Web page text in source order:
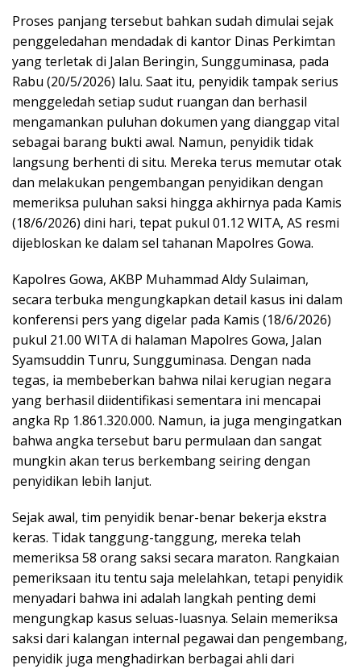
Proses panjang tersebut bahkan sudah dimulai sejak
penggeledahan mendadak di kantor Dinas Perkimtan
yang terletak di Jalan Beringin, Sungguminasa, pada
Rabu (20/5/2026) lalu. Saat itu, penyidik tampak serius
menggeledah setiap sudut ruangan dan berhasil
mengamankan puluhan dokumen yang dianggap vital
sebagai barang bukti awal. Namun, penyidik tidak
langsung berhenti di situ. Mereka terus memutar otak
dan melakukan pengembangan penyidikan dengan
memeriksa puluhan saksi hingga akhirnya pada Kamis
(18/6/2026) dini hari, tepat pukul 01.12 WITA, AS resmi
dijebloskan ke dalam sel tahanan Mapolres Gowa.
Kapolres Gowa, AKBP Muhammad Aldy Sulaiman,
secara terbuka mengungkapkan detail kasus ini dalam
konferensi pers yang digelar pada Kamis (18/6/2026)
pukul 21.00 WITA di halaman Mapolres Gowa, Jalan
Syamsuddin Tunru, Sungguminasa. Dengan nada
tegas, ia membeberkan bahwa nilai kerugian negara
yang berhasil diidentifikasi sementara ini mencapai
angka Rp 1.861.320.000. Namun, ia juga mengingatkan
bahwa angka tersebut baru permulaan dan sangat
mungkin akan terus berkembang seiring dengan
penyidikan lebih lanjut.
Sejak awal, tim penyidik benar-benar bekerja ekstra
keras. Tidak tanggung-tanggung, mereka telah
memeriksa 58 orang saksi secara maraton. Rangkaian
pemeriksaan itu tentu saja melelahkan, tetapi penyidik
menyadari bahwa ini adalah langkah penting demi
mengungkap kasus seluas-luasnya. Selain memeriksa
saksi dari kalangan internal pegawai dan pengembang,
penyidik juga menghadirkan berbagai ahli dari